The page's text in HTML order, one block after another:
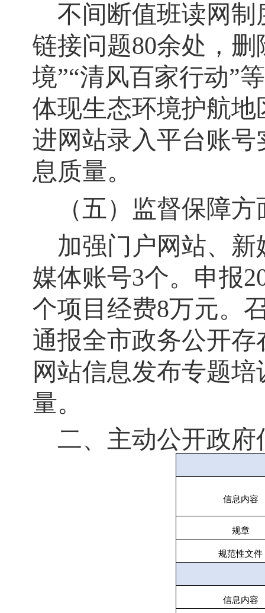
不间断值班读网
链接问题80余处，
境”“清风百家行动”
体现生态环境护航
进网站录入平台账
息质量。
（五）监督保障方
加强门户网站、
媒体账号3个。申报
个项目经费8万元。
通报全市政务公开
网站信息发布专题
量。
二、主动公开政府
信息内容
规章
规范性文件
信息内容